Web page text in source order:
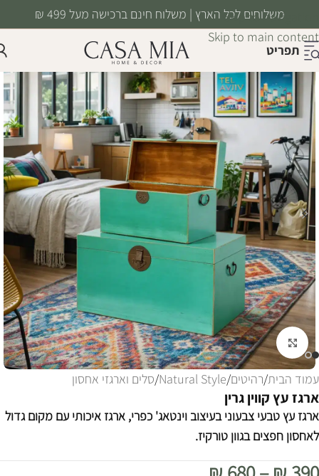
Skip to navigation
Skip to main content
משלוחים לכל הארץ | משלוח חינם ברכישה מעל 499 ₪
תפריט
לחצו להגדלה
עמוד הבית/רהיטים/
Natural Style
/סלים וארגזי אחסון
ארגז עץ קווין גרין
ארגז עץ טבעי צבעוני בעיצוב וינטאג' כפרי, ארגז איכותי עם מקום גדול
לאחסון חפצים בגוון טורקיז.